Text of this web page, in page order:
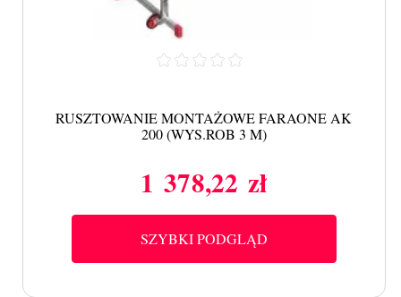
RUSZTOWANIE MONTAŻOWE FARAONE AK
200 (WYS.ROB 3 M)
Cena
1 378,22 zł
SZYBKI PODGLĄD